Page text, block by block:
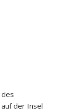
der Insel